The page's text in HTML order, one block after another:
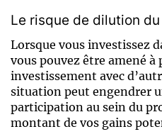
Le risque de dilution
Lorsque vous investissez
vous pouvez être amené à
investissement avec
situation peut engendrer
participation au sein du
montant de vos gains